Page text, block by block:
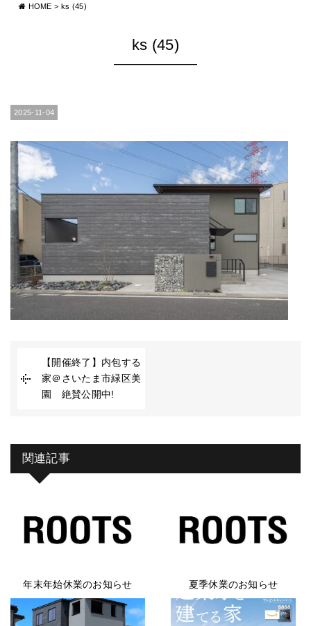
HOME > ks (45)
ks (45)
2025-11-04
【開催終了】内包する
家＠さいたま市緑区美
園 絶賛公開中!
関連記事
年末年始休業のお知らせ 夏季休業のお知らせ